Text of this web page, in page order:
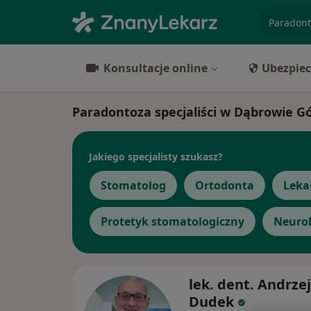
Konsultacje online
Paradontoza specjaliści w Dąbrowie
Jakiego specjalisty szukasz?
Stomatolog Ortodonta
Protetyk stomatologiczny
lek. dent. Andrzej
Dudek